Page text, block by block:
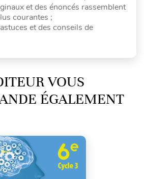
et des énoncés rassemblent
courantes ;
et des conseils de
VOUS
ÉGALEMENT